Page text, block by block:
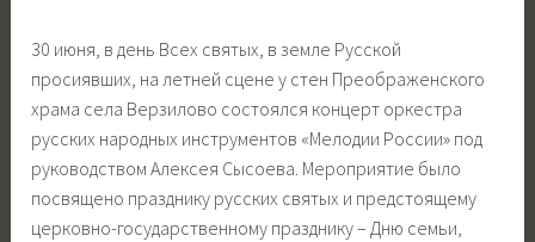
30 июня, в день Всех святых, в земле Русской
просиявших, на летней сцене у стен Преображенского
храма села Верзилово состоялся концерт оркестра
русских народных инструментов «Мелодии России» под
руководством Алексея Сысоева. Мероприятие было
посвящено празднику русских святых и предстоящему
церковно-государственному празднику – Дню семьи,